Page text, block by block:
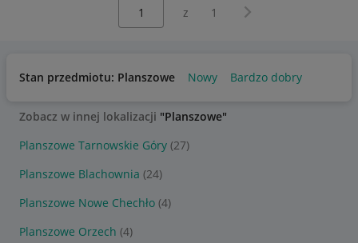
z 1 Następna strona
Stan przedmiotu: Planszowe Nowy Bardzo dobry
Zobacz w innej lokalizacji "Planszowe"
Planszowe Tarnowskie Góry (27)
Planszowe Blachownia (24)
Planszowe Nowe Chechło (4)
Planszowe Orzech (4)